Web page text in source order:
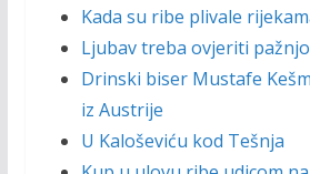
Kada su ribe plivale
Ljubav treba ovjeriti
Drinski biser Mustafe
iz Austrije
U Kaloševiću kod Tešnja